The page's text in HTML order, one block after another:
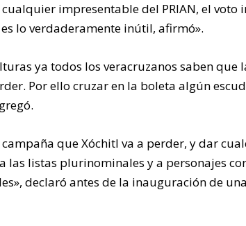
impresentable del PRIAN, el voto
lo verdaderamente inútil, afirmó».
ya todos los veracruzanos saben que
Por ello cruzar en la boleta algún
que Xóchitl va a perder, y dar
las listas plurinominales y a personajes
declaró antes de la inauguración de